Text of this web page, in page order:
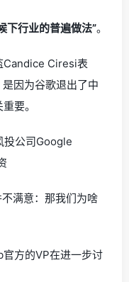
下行业的普遍做法”。
Candice Ciresi表
因为谷歌退出了中
要。
投公司Google
满意：那我们为啥
方的VP在进一步讨